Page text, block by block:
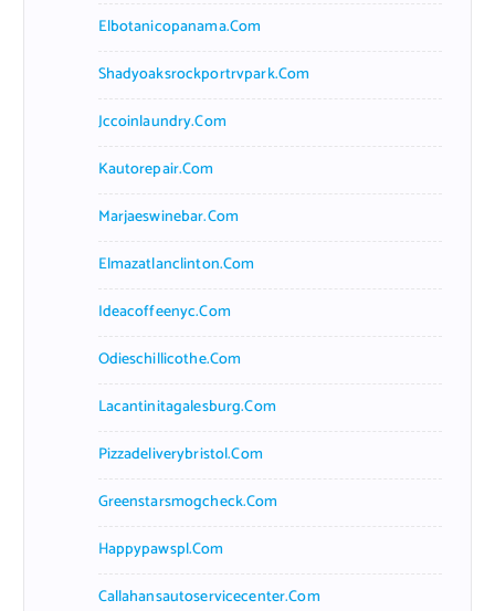
Elbotanicopanama.com
Shadyoaksrockportrvpark.com
Jccoinlaundry.com
Kautorepair.com
Marjaeswinebar.com
Elmazatlanclinton.com
Ideacoffeenyc.com
Odieschillicothe.com
Lacantinitagalesburg.com
Pizzadeliverybristol.com
Greenstarsmogcheck.com
Happypawspl.com
Callahansautoservicecenter.com